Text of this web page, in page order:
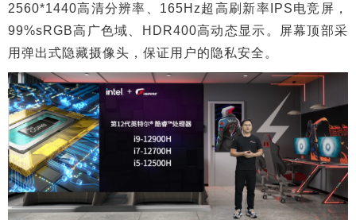
2560*1440高清分辨率、165Hz超高刷新率IPS电竞屏，
99%sRGB高广色域、HDR400高动态显示。屏幕顶部采
用弹出式隐藏摄像头，保证用户的隐私安全。